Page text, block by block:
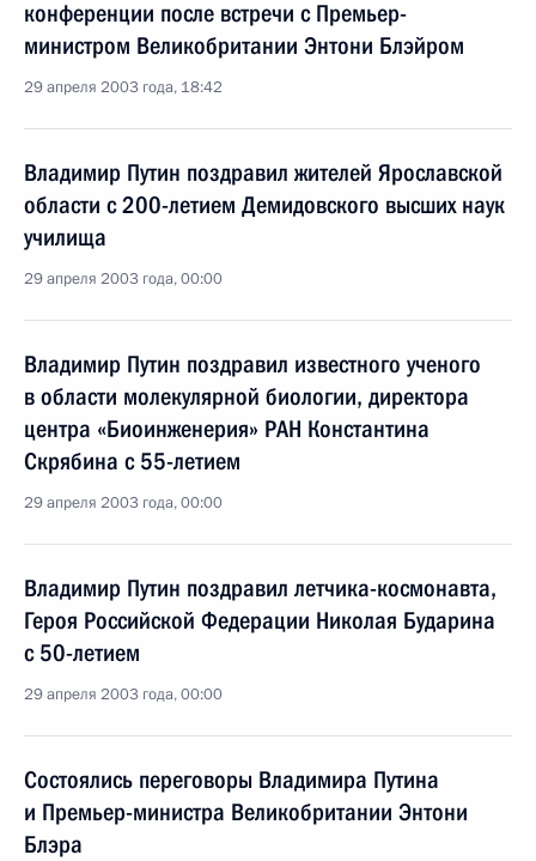
конференции после встречи с Премьер-
министром Великобритании Энтони Блэйром
29 апреля 2003 года, 18:42
Владимир Путин поздравил жителей Ярославской
области с 200-летием Демидовского высших наук
училища
29 апреля 2003 года, 00:00
Владимир Путин поздравил известного ученого
в области молекулярной биологии, директора
центра «Биоинженерия» РАН Константина
Скрябина с 55-летием
29 апреля 2003 года, 00:00
Владимир Путин поздравил летчика-космонавта,
Героя Российской Федерации Николая Бударина
с 50-летием
29 апреля 2003 года, 00:00
Состоялись переговоры Владимира Путина
и Премьер-министра Великобритании Энтони
Блэра